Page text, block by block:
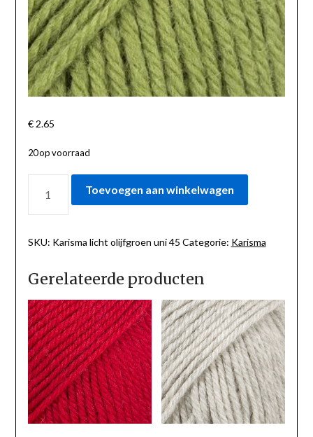
€2.65
20 op voorraad
LICHT
45
Toevoegen aan winkelwagen
SKU: Karisma licht olijfgroen uni 45 Categorie: Karisma
Gerelateerde producten